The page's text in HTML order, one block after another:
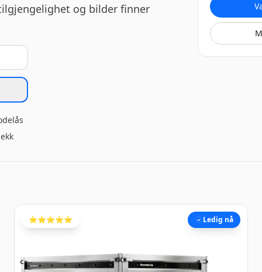
og bilder finner
⭐️⭐️⭐️⭐️⭐️ Ledig nå